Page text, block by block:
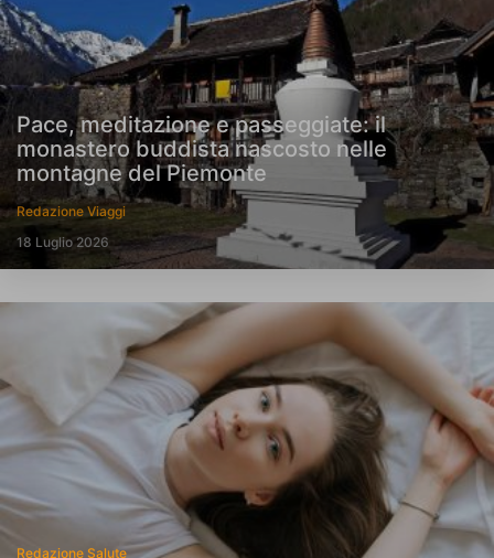
Pace, meditazione e passeggiate: il
monastero buddista nascosto nelle
montagne del Piemonte
Redazione Viaggi
18 Luglio 2026
Redazione Salute